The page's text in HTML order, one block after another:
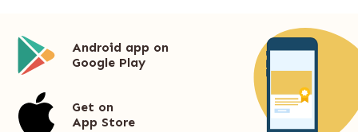
Android app on
Google Play
Get on
App Store